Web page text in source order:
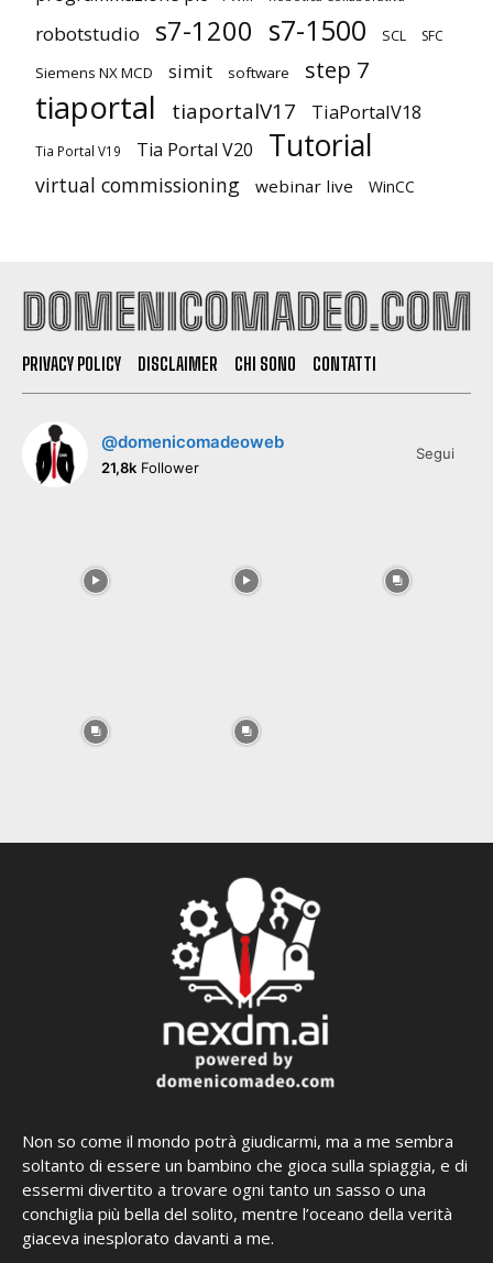
robotstudio s7-1200 s7-1500 SCL SFC
Siemens NX MCD simit software step 7
tiaportal tiaportalV17 TiaPortalV18
Tia Portal V19 Tia Portal V20 Tutorial
virtual commissioning webinar live WinCC
PRIVACY POLICY DISCLAIMER CHI SONO CONTATTI
@domenicomadeoweb
21,8k Follower
Segui
Non so come il mondo potrà giudicarmi, ma a me sembra
soltanto di essere un bambino che gioca sulla spiaggia, e di
essermi divertito a trovare ogni tanto un sasso o una
conchiglia più bella del solito, mentre l’oceano della verità
giaceva inesplorato davanti a me.